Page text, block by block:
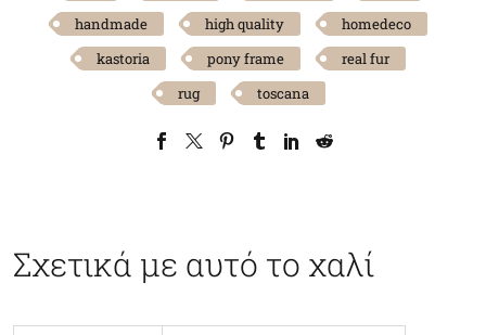
handmade
high quality
homedeco
kastoria
pony frame
real fur
rug
toscana
Σχετικά με αυτό το χαλί